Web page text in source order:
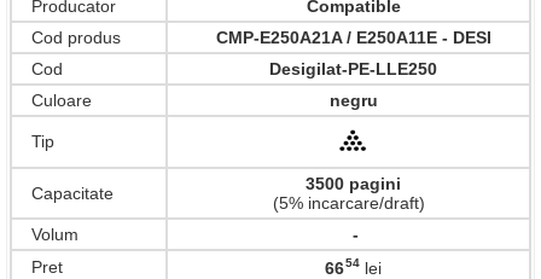
Producator
Compatible
Cod produs
CMP-E250A21A / E250A11E - DESI
Cod
Desigilat-PE-LLE250
Culoare
negru
Tip
Capacitate
3500 pagini
(5% incarcare/draft)
Volum
-
Pret
6654 lei